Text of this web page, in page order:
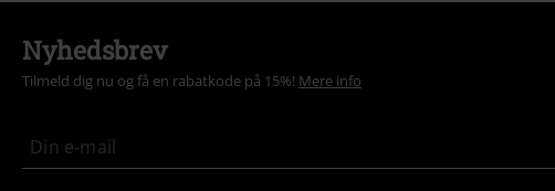
Nyhedsbrev
Tilmeld dig nu og få en rabatkode på 15%! Mere info